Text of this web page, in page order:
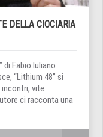
DELLA CIOCIARIA
di Fabio Iuliano
“Lithium 48” si
incontri, vite
ci racconta una